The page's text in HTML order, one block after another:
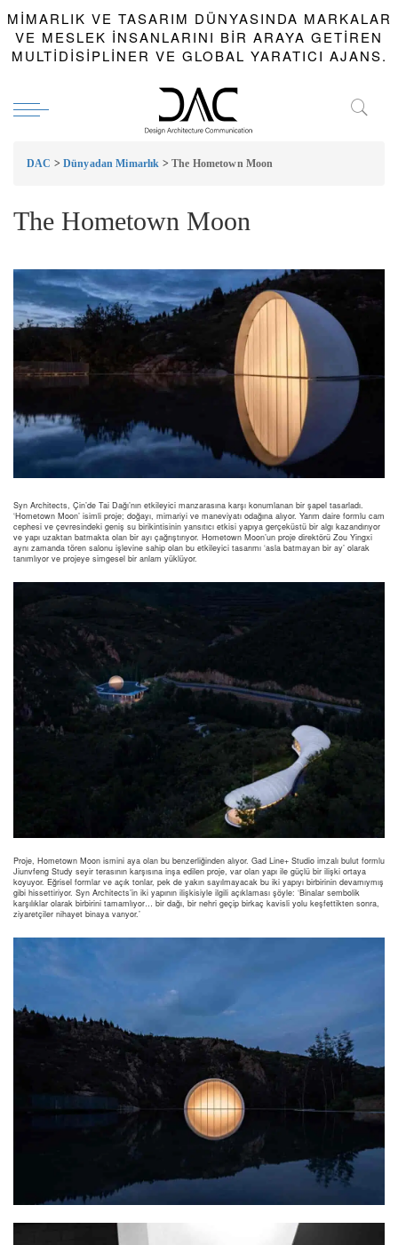
MIMARLIK VE TASARIM DÜNYASINDA MARKALAR
VE MESLEK INSANLARINI BIR ARAYA GETIREN
MULTIDISIPLINER VE GLOBAL YARATICI AJANS.
DAC > Dünyadan Mimarlık > The Hometown Moon
The Hometown Moon
Syn Architects, Çin’de Tai Dağı’nın etkileyici manzarasına karşı konumlanan bir şapel tasarladı.
‘Hometown Moon’ isimli proje; doğayı, mimariyi ve maneviyatı odağına alıyor. Yarım daire formlu cam
cephesi ve çevresindeki geniş su birikintisinin yansıtıcı etkisi yapıya gerçeküstü bir algı kazandırıyor
ve yapı uzaktan batmakta olan bir ayı çağrıştırıyor. Hometown Moon’un proje direktörü Zou Yingxi
aynı zamanda tören salonu işlevine sahip olan bu etkileyici tasarımı ‘asla batmayan bir ay’ olarak
tanımlıyor ve projeye simgesel bir anlam yüklüyor.
Proje, Hometown Moon ismini aya olan bu benzerliğinden alıyor. Gad Line+ Studio imzalı bulut formlu
Jiunvfeng Study seyir terasının karşısına inşa edilen proje, var olan yapı ile güçlü bir ilişki ortaya
koyuyor. Eğrisel formlar ve açık tonlar, pek de yakın sayılmayacak bu iki yapıyı birbirinin devamıymış
gibi hissettiriyor. Syn Architects’in iki yapının ilişkisiyle ilgili açıklaması şöyle: ‘Binalar sembolik
karşılıklar olarak birbirini tamamlıyor… bir dağı, bir nehri geçip birkaç kavisli yolu keşfettikten sonra,
ziyaretçiler nihayet binaya varıyor.’